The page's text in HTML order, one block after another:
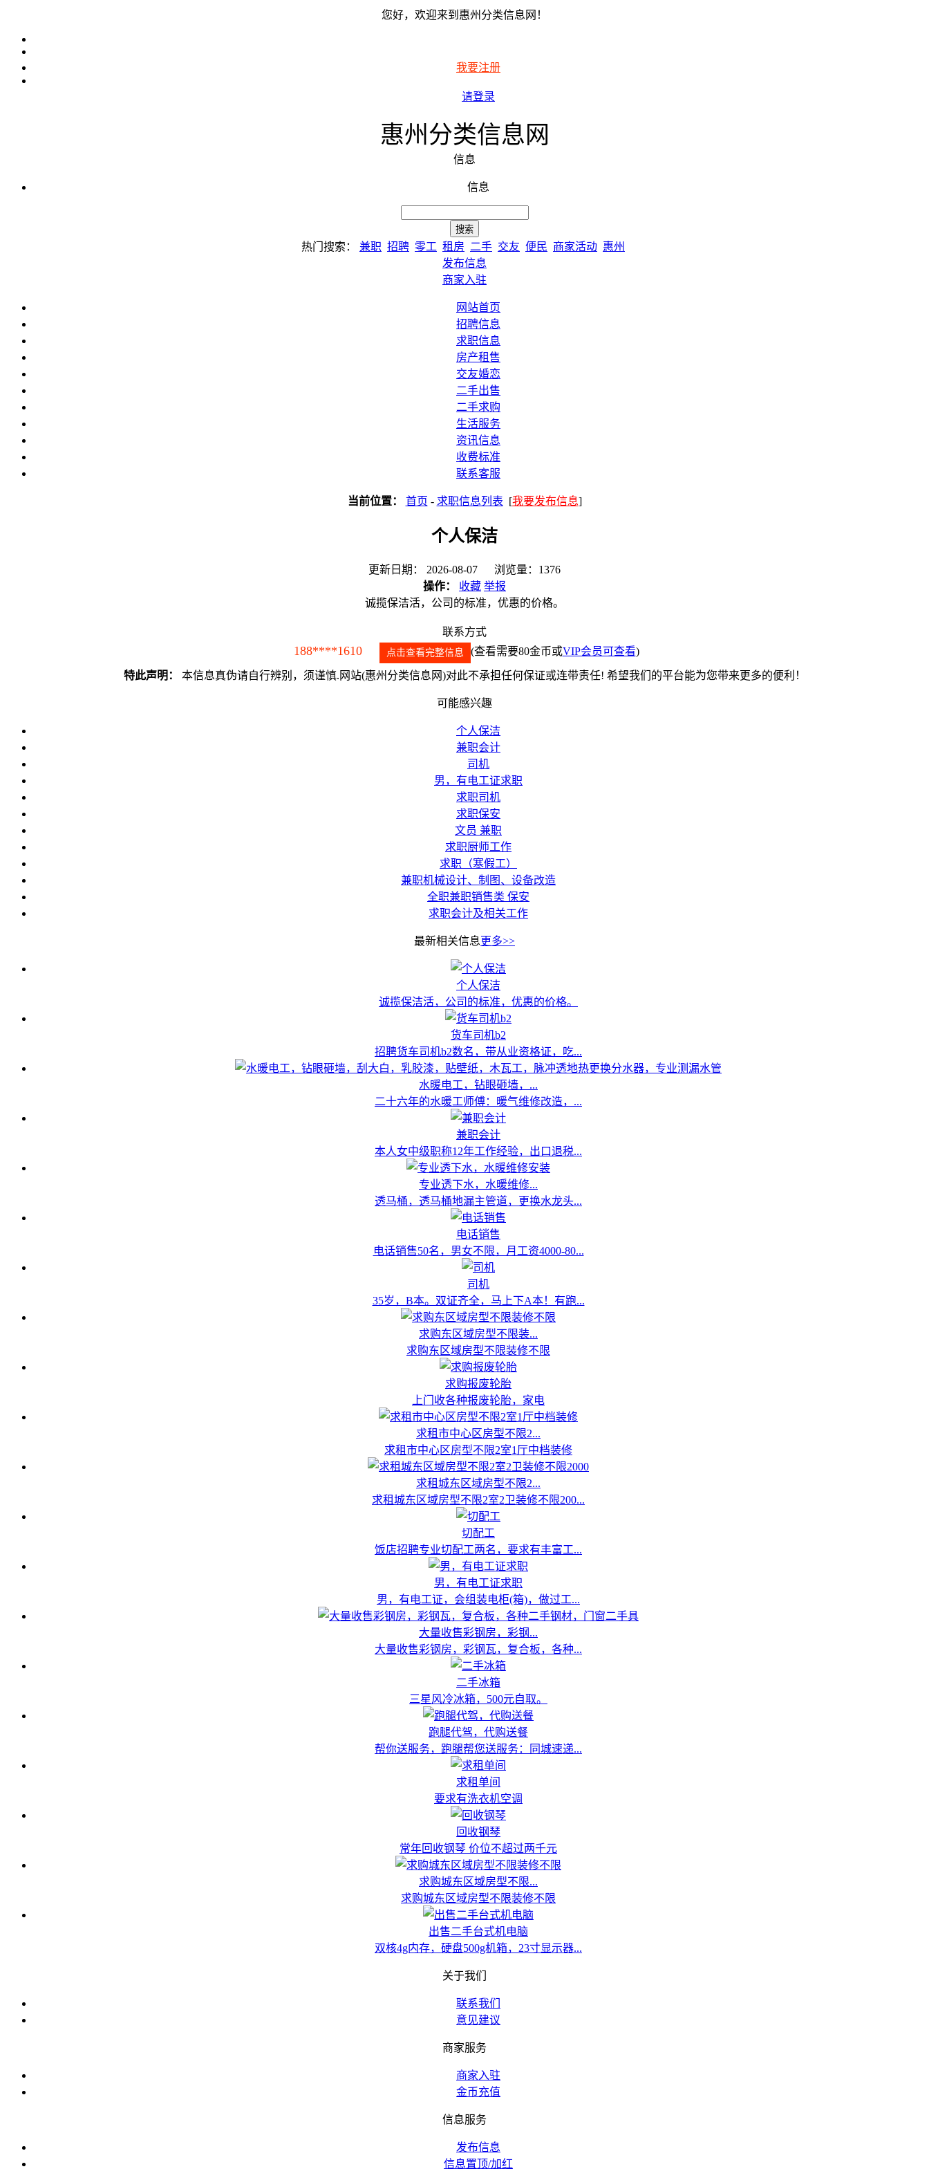
您好，欢迎来到惠州分类信息网！
我要注册
请登录
惠州分类信息网
信息
信息
热门搜索： 兼职 招聘 零工 租房 二手 交友 便民 商家活动 惠州
发布信息
商家入驻
网站首页
招聘信息
求职信息
房产租售
交友婚恋
二手出售
二手求购
生活服务
资讯信息
收费标准
联系客服
当前位置： 首页 - 求职信息列表 [我要发布信息]
个人保洁
更新日期： 2026-08-07 浏览量：1376
操作：
收藏 举报
诚揽保洁活，公司的标准，优惠的价格。
联系方式
188****1610 点击查看完整信息 (查看需要80金币或VIP会员可查看)
特此声明： 本信息真伪请自行辨别，须谨慎.网站(惠州分类信息网)对此不承担任何保证或连带责任! 希望我们的平台能为您带来更多的便利！
可能感兴趣
个人保洁
兼职会计
司机
男，有电工证求职
求职司机
求职保安
文员 兼职
求职厨师工作
求职（寒假工）
兼职机械设计、制图、设备改造
全职兼职销售类 保安
求职会计及相关工作
最新相关信息更多>>
个人保洁
诚揽保洁活，公司的标准，优惠的价格。
货车司机b2
招聘货车司机b2数名，带从业资格证，吃...
水暖电工，钻眼砸墙，...
二十六年的水暖工师傅：暖气维修改造，...
兼职会计
本人女中级职称12年工作经验，出口退税...
专业透下水，水暖维修...
透马桶，透马桶地漏主管道，更换水龙头...
电话销售
电话销售50名，男女不限，月工资4000-80...
司机
35岁，B本。双证齐全，马上下A本！有跑...
求购东区域房型不限装...
求购东区域房型不限装修不限
求购报废轮胎
上门收各种报废轮胎，家电
求租市中心区房型不限2...
求租市中心区房型不限2室1厅中档装修
求租城东区域房型不限2...
求租城东区域房型不限2室2卫装修不限200...
切配工
饭店招聘专业切配工两名，要求有丰富工...
男，有电工证求职
男，有电工证，会组装电柜(箱)，做过工...
大量收售彩钢房，彩钢...
大量收售彩钢房，彩钢瓦，复合板，各种...
二手冰箱
三星风冷冰箱，500元自取。
跑腿代驾，代购送餐
帮你送服务，跑腿帮您送服务：同城速递...
求租单间
要求有洗衣机空调
回收钢琴
常年回收钢琴 价位不超过两千元
求购城东区域房型不限...
求购城东区域房型不限装修不限
出售二手台式机电脑
双核4g内存，硬盘500g机箱，23寸显示器...
关于我们
联系我们
意见建议
商家服务
商家入驻
金币充值
信息服务
发布信息
信息置顶/加红